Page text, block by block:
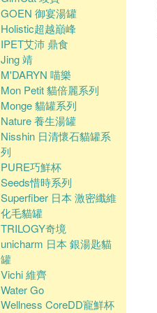
GOEN 御宴湯罐
Holistic超越巔峰
IPET艾沛 鼎食
Jing 靖
M'DARYN 喵樂
Mon Petit 貓倍麗系列
Monge 貓罐系列
Nature 養生湯罐
Nisshin 日清懷石貓罐系
列
PURE巧鮮杯
Seeds惜時系列
Superfiber 日本 激密纖維
化毛貓罐
TRILOGY奇境
unicharm 日本 銀湯匙貓
罐
Vichi 維齊
Water Go
Wellness CoreDD寵鮮杯